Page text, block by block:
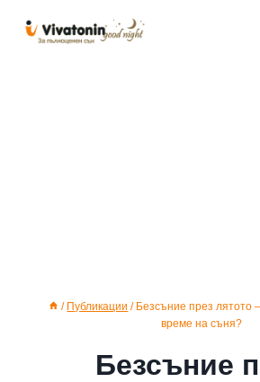
съдържанието
/ Публикации / Безсъние през лятото
време на съня?
Безсъние